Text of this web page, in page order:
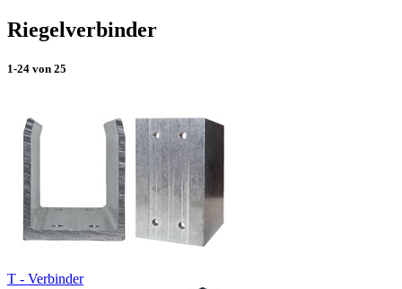
Riegelverbinder
1-24 von 25
T - Verbinder